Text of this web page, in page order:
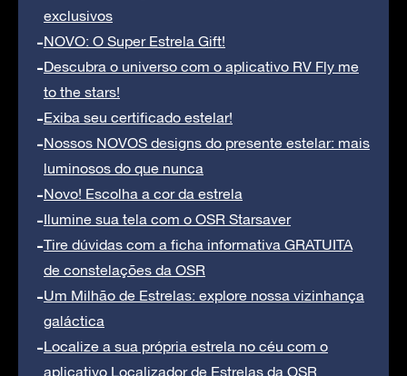
exclusivos
NOVO: O Super Estrela Gift!
Descubra o universo com o aplicativo RV Fly me
to the stars!
Exiba seu certificado estelar!
Nossos NOVOS designs do presente estelar: mais
luminosos do que nunca
Novo! Escolha a cor da estrela
Ilumine sua tela com o OSR Starsaver
Tire dúvidas com a ficha informativa GRATUITA
de constelações da OSR
Um Milhão de Estrelas: explore nossa vizinhança
galáctica
Localize a sua própria estrela no céu com o
aplicativo Localizador de Estrelas da OSR